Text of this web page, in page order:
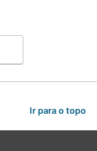
Ir para o topo